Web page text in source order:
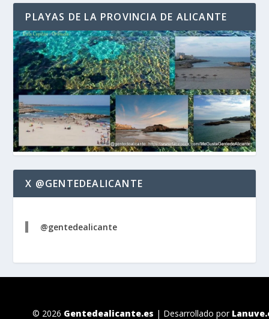
PLAYAS DE LA PROVINCIA DE ALICANTE
X @GENTEDEALICANTE
@gentedealicante
© 2026 Gentedealicante.es | Desarrollado por